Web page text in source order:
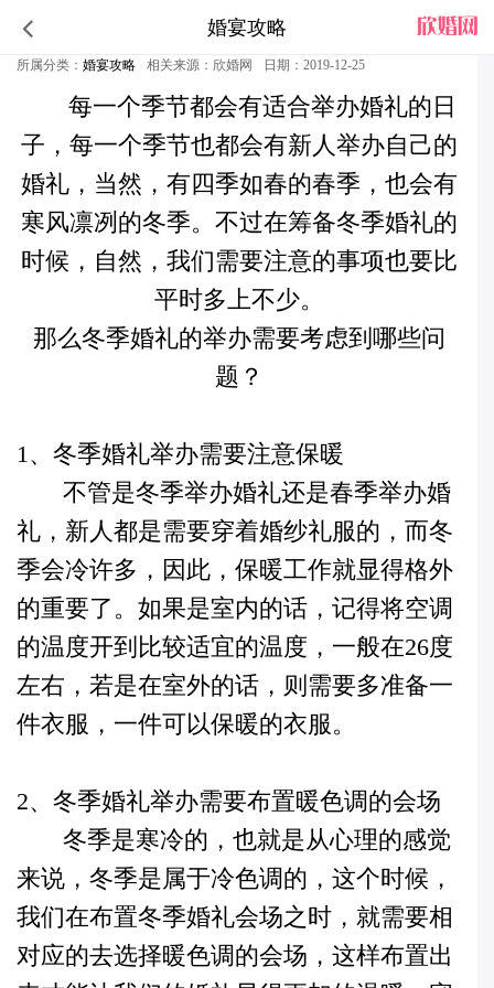
婚宴攻略
在冬季举行婚礼需要注意些什么
所属分类： 婚宴攻略 相关来源：欣婚网 日期：2019-12-25
每一个季节都会有适合举办婚礼的日
子，每一个季节也都会有新人举办自己的
婚礼，当然，有四季如春的春季，也会有
寒风凛冽的冬季。不过在筹备冬季婚礼的
时候，自然，我们需要注意的事项也要比
平时多上不少。
那么冬季婚礼的举办需要考虑到哪些问
题 ？
1、冬季婚礼举办需要注意保暖
不管是冬季举办婚礼还是春季举办婚
礼，新人都是需要穿着婚纱礼服的，而冬
季会冷许多，因此，保暖工作就显得格外
的重要了。如果是室内的话，记得将空调
的温度开到比较适宜的温度，一般在26度
左右，若是在室外的话，则需要多准备一
件衣服，一件可以保暖的衣服。
2、冬季婚礼举办需要布置暖色调的会场
冬季是寒冷的，也就是从心理的感觉
来说，冬季是属于冷色调的，这个时候，
我们在布置冬季婚礼会场之时，就需要相
对应的去选择暖色调的会场，这样布置出